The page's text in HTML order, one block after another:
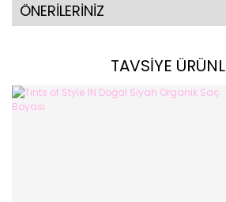
ÖNERİLERİNİZ
TAVSİYE